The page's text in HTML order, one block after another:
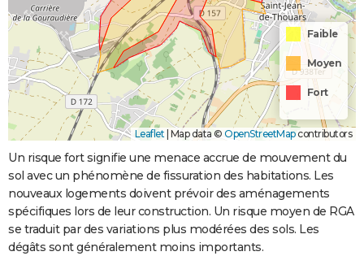
Faible
Moyen
Fort
Leaflet Map data © OpenStreetMapcontributors
Un risque fort signifie une menace accrue de mouvement du
sol avec un phénomène de fissuration des habitations. Les
nouveaux logements doivent prévoir des aménagements
spécifiques lors de leur construction. Un risque moyen de RGA
se traduit par des variations plus modérées des sols. Les
dégâts sont généralement moins importants.